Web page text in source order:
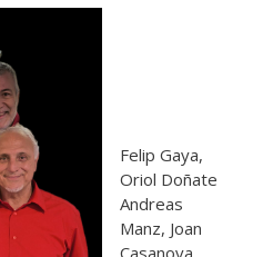
Felip Gaya,
Oriol Doñate
Andreas
Manz, Joan
Casanova